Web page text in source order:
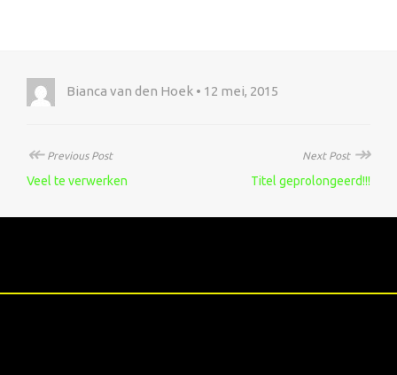
Bianca van den Hoek • 12 mei, 2015
↞Previous Post
Veel te verwerken
Next Post ↠
Titel geprolongeerd!!!